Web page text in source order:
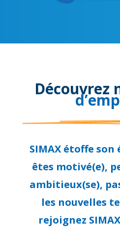
Découvrez
SIMAX étoffe son
êtes motivé(e),
ambitieux(se),
les nouvelles
rejoignez